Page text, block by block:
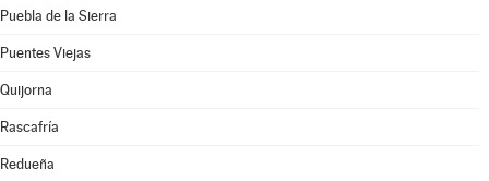
Puebla de la Sierra
Puentes Viejas
Quijorna
Rascafría
Redueña